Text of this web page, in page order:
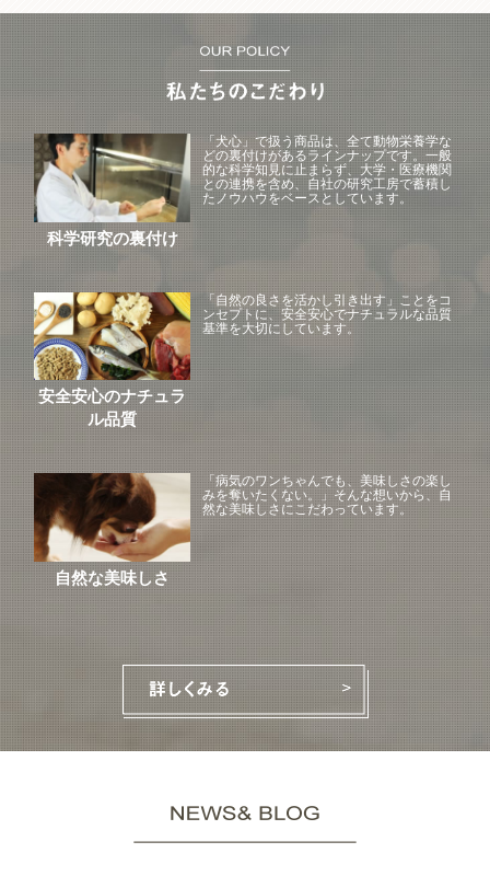
科学研究の裏付け
「犬心」で扱う商品は、全て動物栄養学な
どの裏付けがあるラインナップです。一般
的な科学知見に止まらず、大学・医療機関
との連携を含め、自社の研究工房で蓄積し
たノウハウをベースとしています。
安全安心のナチュラ
ル品質
「自然の良さを活かし引き出す」ことをコ
ンセプトに、安全安心でナチュラルな品質
基準を大切にしています。
自然な美味しさ
「病気のワンちゃんでも、美味しさの楽し
みを奪いたくない。」そんな想いから、自
然な美味しさにこだわっています。